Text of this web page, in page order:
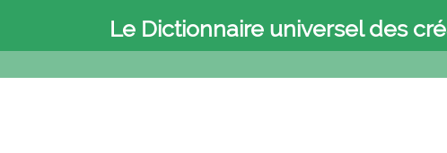
Le Dictionnaire universel des